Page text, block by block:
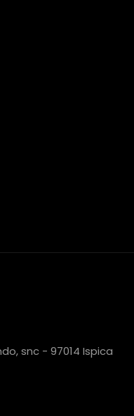
snc - 97014 Ispica